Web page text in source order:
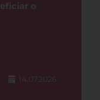
o
14.07.2026